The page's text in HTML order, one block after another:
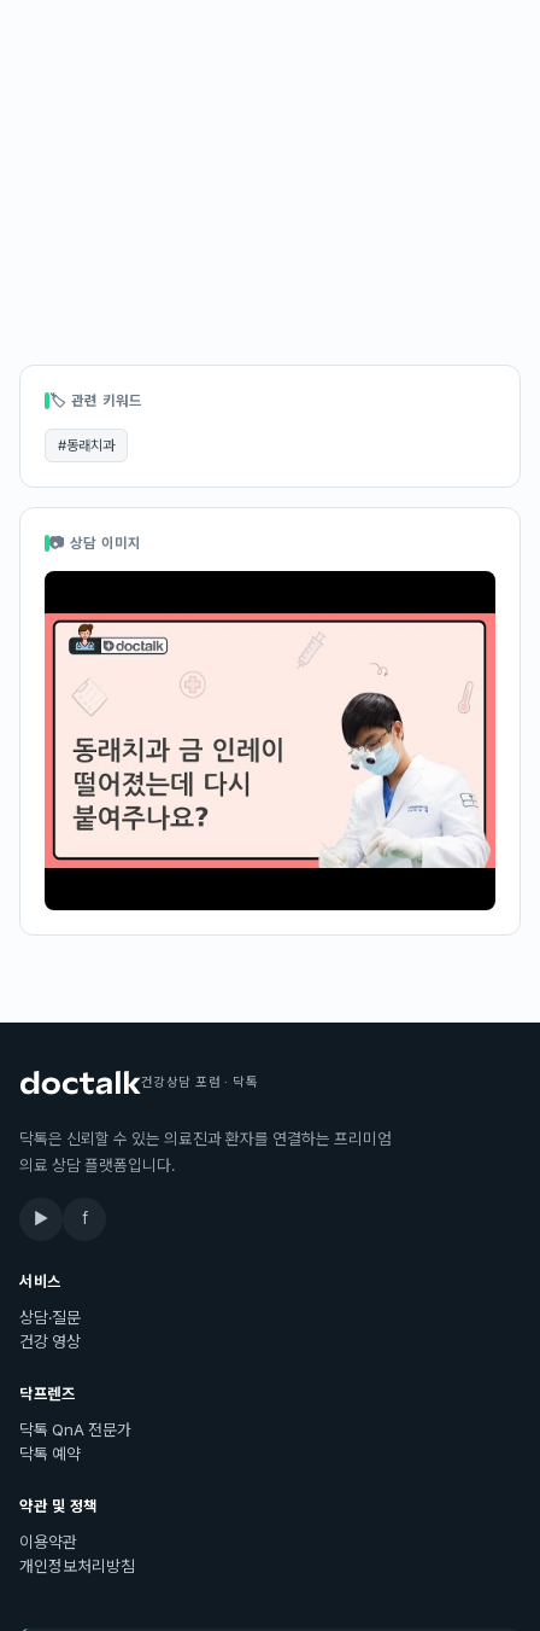
🏷 관련 키워드
#동래치과
📷 상담 이미지
건강상담 포럼 · 닥톡
닥톡은 신뢰할 수 있는 의료진과 환자를 연결하는 프리미엄
의료 상담 플랫폼입니다.
▶ f
서비스
상담·질문
건강 영상
닥프렌즈
닥톡 QnA 전문가
닥톡 예약
약관 및 정책
이용약관
개인정보처리방침